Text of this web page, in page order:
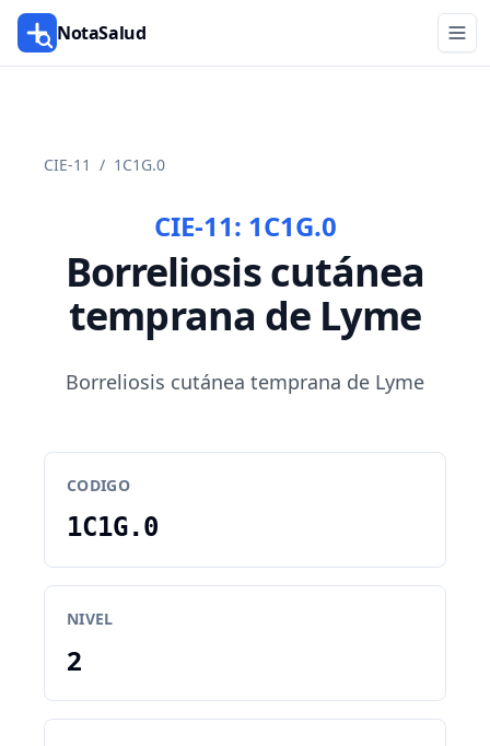
NotaSalud
CIE-11 / 1C1G.0
CIE-11: 1C1G.0
Borreliosis cutánea
temprana de Lyme
Borreliosis cutánea temprana de Lyme
CODIGO
1C1G.0
NIVEL
2